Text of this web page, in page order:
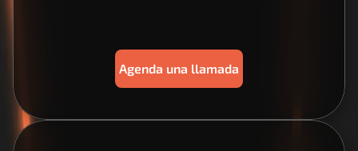
Agenda una llamada